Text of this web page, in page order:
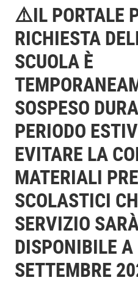
⚠️IL PORTALE
RICHIESTA
SCUOLA È
SOSPESO
PERIODO
EVITARE LA
MATERIALI
SCOLASTICI
SERVIZIO
DISPONIBILE
SETTEMBRE